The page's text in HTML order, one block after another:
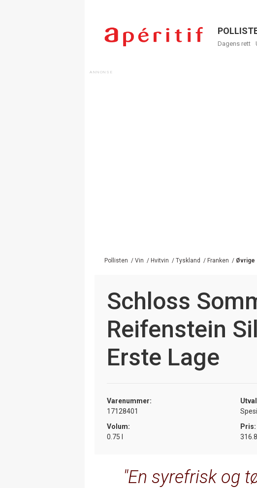
Menu
Dagens rett
Pollisten / Vin / Hvitvin / Tyskland / Franken / Øvrige
Schloss
Reifenstein
Erste Lage
Varenummer:
17128401
Volum:
0.75 l
Pris:
En syrefrisk og